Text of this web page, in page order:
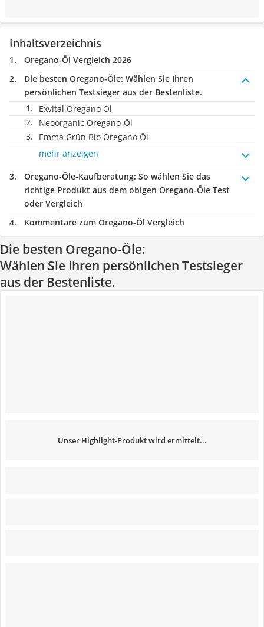
Inhaltsverzeichnis
Oregano-Öl Vergleich 2026
Die besten Oregano-Öle: Wählen Sie Ihren
persönlichen Testsieger aus der Bestenliste.
Exvital Oregano Öl
Neoorganic Oregano-Öl
Emma Grün Bio Oregano Öl
mehr anzeigen
Oregano-Öle-Kaufberatung: So wählen Sie das
richtige Produkt aus dem obigen Oregano-Öle Test
oder Vergleich
Kommentare zum Oregano-Öl Vergleich
Die besten Oregano-Öle:
Wählen Sie Ihren persönlichen Testsieger
aus der Bestenliste.
Unser Highlight-Produkt wird ermittelt...